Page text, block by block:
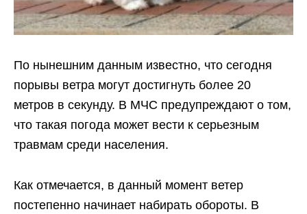
По нынешним данным известно, что сегодня
порывы ветра могут достигнуть более 20
метров в секунду. В МЧС предупреждают о том,
что такая погода может вести к серьезным
травмам среди населения.
Как отмечается, в данный момент ветер
постепенно начинает набирать обороты. В